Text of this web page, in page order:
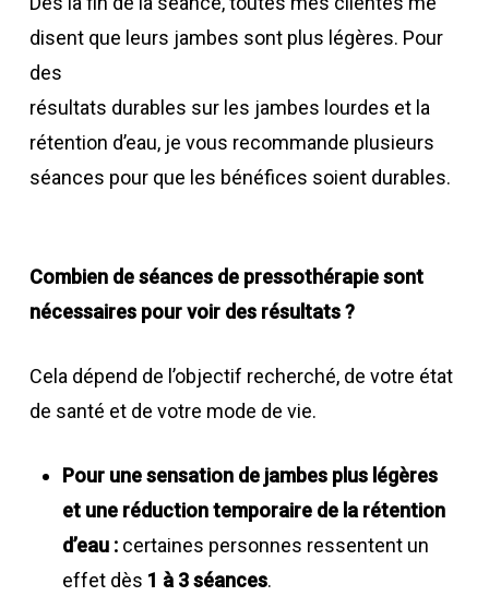
disent que leurs jambes sont plus légères. Pour
des
résultats durables sur les jambes lourdes et la
rétention d’eau, je vous recommande plusieurs
séances pour que les bénéfices soient durables.
Combien de séances de pressothérapie sont
nécessaires pour voir des résultats ?
Cela dépend de l’objectif recherché, de votre état
de santé et de votre mode de vie.
Pour une sensation de jambes plus légères
et une réduction temporaire de la rétention
d’eau : certaines personnes ressentent un
effet dès 1 à 3 séances.